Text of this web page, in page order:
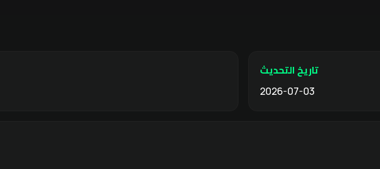
تاريخ التحديث
2026-07-03